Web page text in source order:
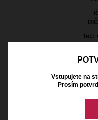
Tel.:
Vstupujete na
Prosím